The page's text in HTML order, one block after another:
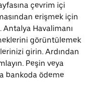
çevrim içi
erişmek için
Havalimanı
görüntülemek
girin. Ardından
Peşin veya
bankoda ödeme